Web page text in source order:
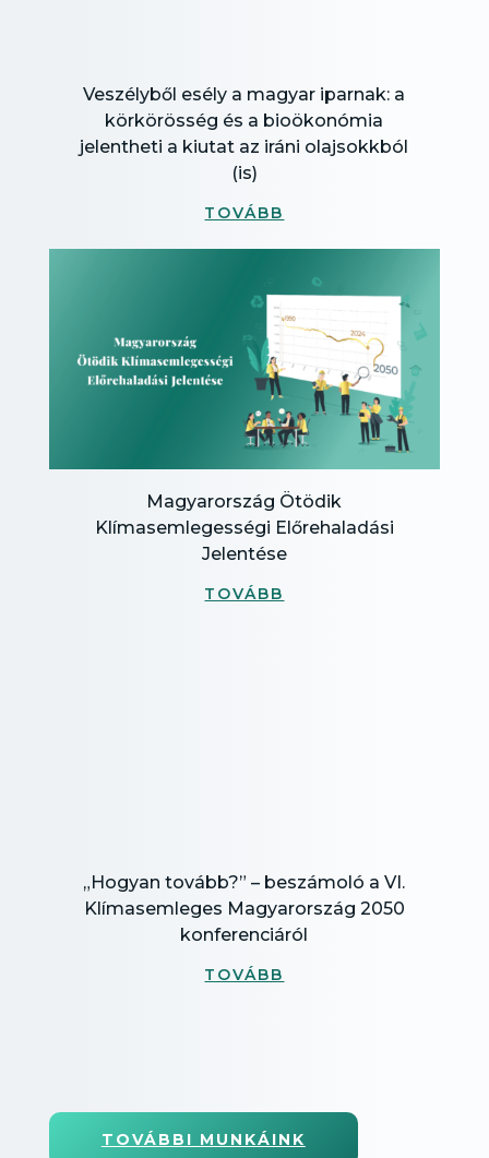
Veszélyből esély a magyar iparnak: a
körkörösség és a bioökonómia
jelentheti a kiutat az iráni olajsokkból
(is)
TOVÁBB
Magyarország Ötödik
Klímasemlegességi Előrehaladási
Jelentése
TOVÁBB
„Hogyan tovább?” – beszámoló a VI.
Klímasemleges Magyarország 2050
konferenciáról
TOVÁBB
TOVÁBBI MUNKÁINK